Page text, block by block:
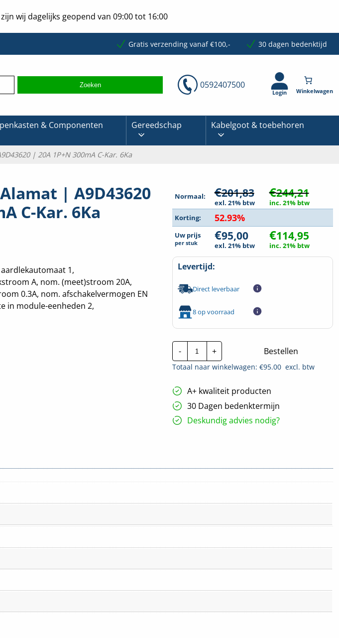
wij dagelijks geopend van 09:00 tot 16:00
Gratis verzending vanaf €100,- 30 dagen bedenktijd
0592407500
Login
& Componenten Gereedschap Kabelgoot & toebehoren
| 20A 1P+N 300mA C-Kar. 6Ka
| A9D43620
C-Kar. 6Ka
1,
A, nom. (meet)stroom 20A,
0.3A, nom. afschakelvermogen EN
in module-eenheden 2,
Normaal: €201,83
exl. 21% btw
€244,21
inc. 21% btw
Korting:
52.93%
Uw prijs
per stuk €95,00
exl. 21% btw
€114,95
inc. 21% btw
Levertijd:
Direct leverbaar
8 op voorraad
-
Schneider
Acti9
Alamat
|
|
20A
1P+N
300mA
C-
Kar.
+ Bestellen
Totaal naar winkelwagen: €95.00excl. btw
A+ kwaliteit producten
30 Dagen bedenktermijn
Deskundig advies nodig?